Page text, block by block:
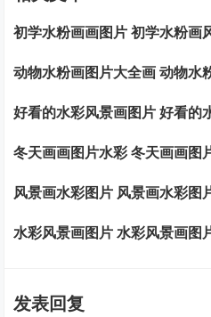
初学水粉画画图片 初学水粉画
动物水粉画图片大全画 动物水
好看的水彩风景画图片 好看的
冬天画画图片水彩 冬天画画图
风景画水彩图片 风景画水彩图
水彩风景画图片 水彩风景画图
发表回复